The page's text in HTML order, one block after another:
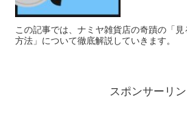
この記事では、ナミヤ雑貨店の奇蹟の「
方法」について徹底解説していきます。
スポンサーリン